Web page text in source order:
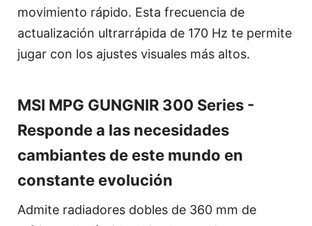
movimiento rápido. Esta frecuencia de
actualización ultrarrápida de 170 Hz te permite
jugar con los ajustes visuales más altos.
MSI MPG GUNGNIR 300 Series -
Responde a las necesidades
cambiantes de este mundo en
constante evolución
Admite radiadores dobles de 360 mm de